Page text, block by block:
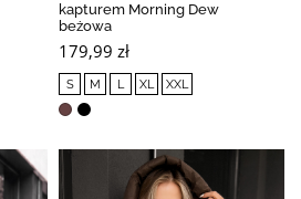
kapturem Morning Dew
beżowa
179,99 zł
S M L XL XXL